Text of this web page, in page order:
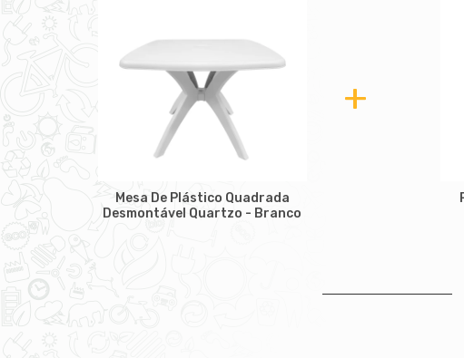
Mesa De Plástico Quadrada
Desmontável Quartzo - Branco
+